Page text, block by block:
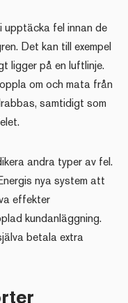
upptäcka fel innan de
Det kan till exempel
ligger på en luftlinje.
om och mata från
samtidigt som
andra typer av fel.
nya system att
effekter
kundanläggning.
betala extra